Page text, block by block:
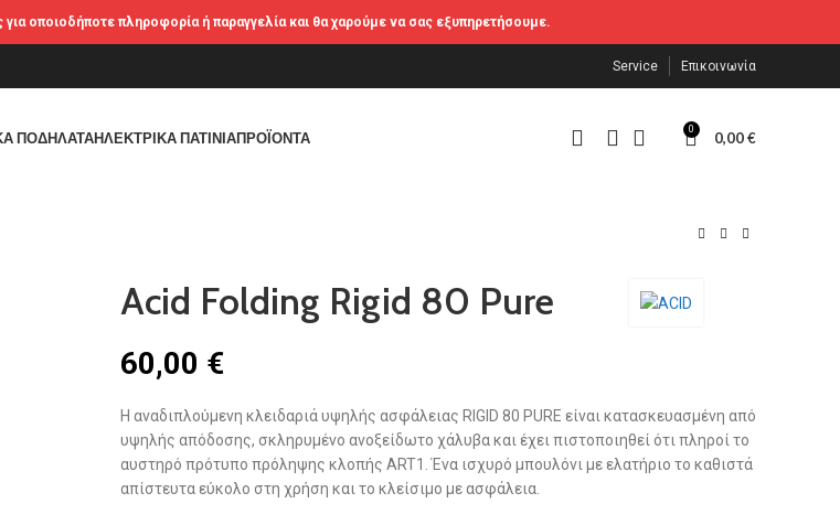
Service Επικοινωνία
ΠΟΔΉΛΑΤΑΗΛΕΚΤΡΙΚΆ ΠΑΤΊΝΙΑΠΡΟΪΌΝΤΑ 0 0,00€
Acid Folding Rigid 80 Pure
60,00 €
Η αναδιπλούμενη κλειδαριά υψηλής ασφάλειας RIGID 80 PURE είναι κατασκευασμένη από
υψηλής απόδοσης, σκληρυμένο ανοξείδωτο χάλυβα και έχει πιστοποιηθεί ότι πληροί το
αυστηρό πρότυπο πρόληψης κλοπής ART1. Ένα ισχυρό μπουλόνι με ελατήριο το καθιστά
απίστευτα εύκολο στη χρήση και το κλείσιμο με ασφάλεια.
οποιοδήποτε πληροφορία ή παραγγελία και θα χαρούμε να σας εξυπηρετήσουμε.